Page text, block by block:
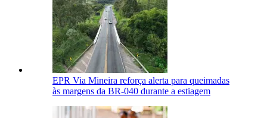
EPR Via Mineira reforça alerta para queimadas
às margens da BR-040 durante a estiagem